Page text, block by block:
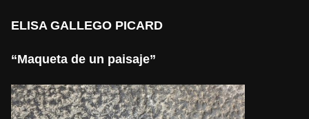
ELISA GALLEGO PICARD
“Maqueta de un paisaje”